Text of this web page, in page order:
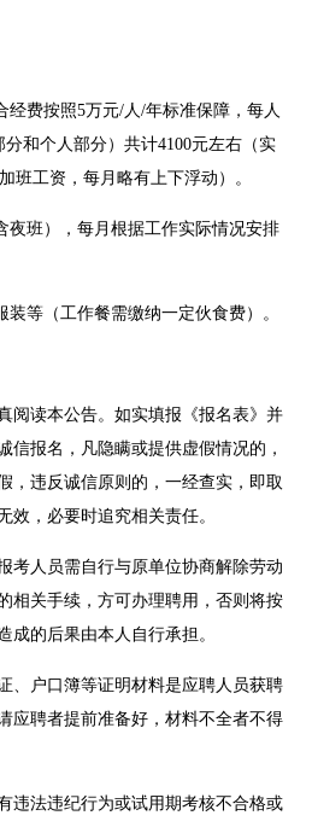
经费按照5万元/人/年标准保障，每人
和个人部分）共计4100元左右（实
班工资，每月略有上下浮动）。
夜班），每月根据工作实际情况安排
等（工作餐需缴纳一定伙食费）。
阅读本公告。如实填报《报名表》并
信报名，凡隐瞒或提供虚假情况的，
，违反诚信原则的，一经查实，即取
效，必要时追究相关责任。
考人员需自行与原单位协商解除劳动
相关手续，方可办理聘用，否则将按
成的后果由本人自行承担。
、户口簿等证明材料是应聘人员获聘
应聘者提前准备好，材料不全者不得
违法违纪行为或试用期考核不合格或